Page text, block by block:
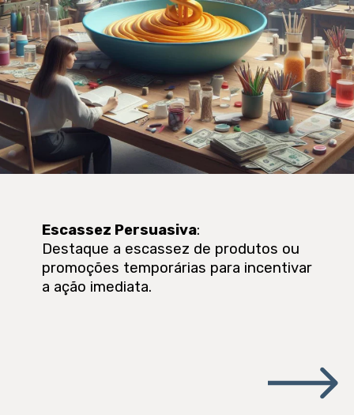
Escassez Persuasiva:
Destaque a escassez de produtos ou
promoções temporárias para incentivar
a ação imediata.